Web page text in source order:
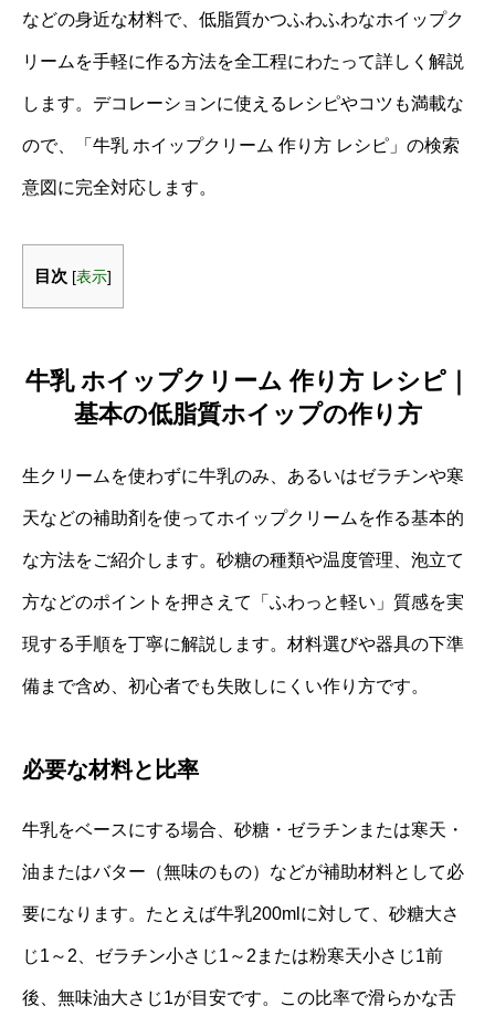
などの身近な材料で、低脂質かつふわふわなホイップク
リームを手軽に作る方法を全工程にわたって詳しく解説
します。デコレーションに使えるレシピやコツも満載な
ので、「牛乳 ホイップクリーム 作り方 レシピ」の検索
意図に完全対応します。
目次 [表示]
牛乳 ホイップクリーム 作り方 レシピ｜
基本の低脂質ホイップの作り方
生クリームを使わずに牛乳のみ、あるいはゼラチンや寒
天などの補助剤を使ってホイップクリームを作る基本的
な方法をご紹介します。砂糖の種類や温度管理、泡立て
方などのポイントを押さえて「ふわっと軽い」質感を実
現する手順を丁寧に解説します。材料選びや器具の下準
備まで含め、初心者でも失敗しにくい作り方です。
必要な材料と比率
牛乳をベースにする場合、砂糖・ゼラチンまたは寒天・
油またはバター（無味のもの）などが補助材料として必
要になります。たとえば牛乳200mlに対して、砂糖大さ
じ1～2、ゼラチン小さじ1～2または粉寒天小さじ1前
後、無味油大さじ1が目安です。この比率で滑らかな舌